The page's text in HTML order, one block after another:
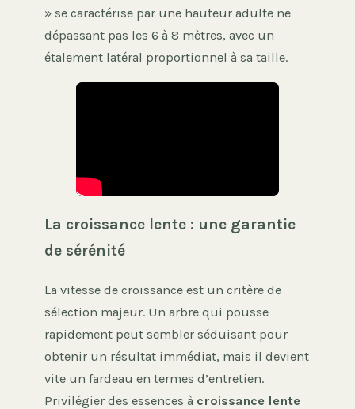
» se caractérise par une hauteur adulte ne
dépassant pas les 6 à 8 mètres, avec un
étalement latéral proportionnel à sa taille.
La croissance lente : une garantie
de sérénité
La vitesse de croissance est un critère de
sélection majeur. Un arbre qui pousse
rapidement peut sembler séduisant pour
obtenir un résultat immédiat, mais il devient
vite un fardeau en termes d’entretien.
Privilégier des essences à croissance lente